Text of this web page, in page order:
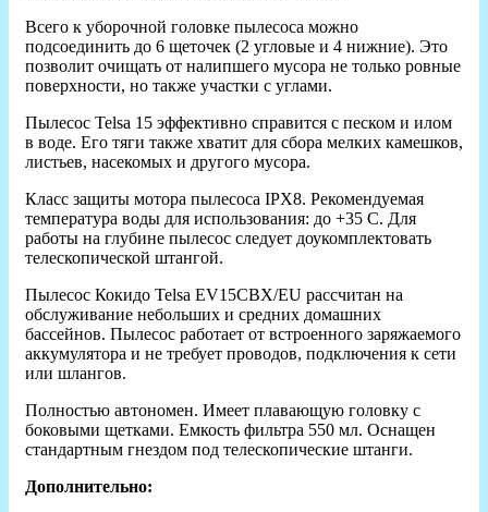
Всего к уборочной головке пылесоса можно
подсоединить до 6 щеточек (2 угловые и 4 нижние). Это
позволит очищать от налипшего мусора не только ровные
поверхности, но также участки с углами.
Пылесос Telsa 15 эффективно справится с песком и илом
в воде. Его тяги также хватит для сбора мелких камешков,
листьев, насекомых и другого мусора.
Класс защиты мотора пылесоса IPX8. Рекомендуемая
температура воды для использования: до +35 С. Для
работы на глубине пылесос следует доукомплектовать
телескопической штангой.
Пылесос Кокидо Telsa EV15CBX/EU рассчитан на
обслуживание небольших и средних домашних
бассейнов. Пылесос работает от встроенного заряжаемого
аккумулятора и не требует проводов, подключения к сети
или шлангов.
Полностью автономен. Имеет плавающую головку с
боковыми щетками. Емкость фильтра 550 мл. Оснащен
стандартным гнездом под телескопические штанги.
Дополнительно: